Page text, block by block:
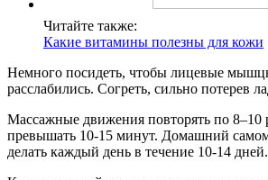
Читайте также:
Какие витамины полезны для кожи
Немного посидеть, чтобы лицевые
расслабились. Согреть, сильно потерев
Массажные движения повторять по 8–10
превышать 10-15 минут. Домашний
делать каждый день в течение 10-14 дней.